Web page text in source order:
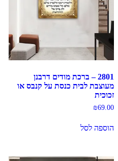
2801 – ברכת מודים דרבנן
מעוצבת לבית כנסת על קנבס או
זכוכית
₪69.00
הוספה לסל